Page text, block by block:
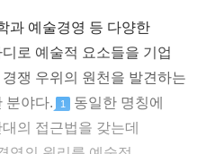
과 예술경영 등 다양한
로 예술적 요소들을 기업
쟁 우위의 원천을 발견하는
분야다.
1
동일한 명칭에
의 접근법을 갖는데